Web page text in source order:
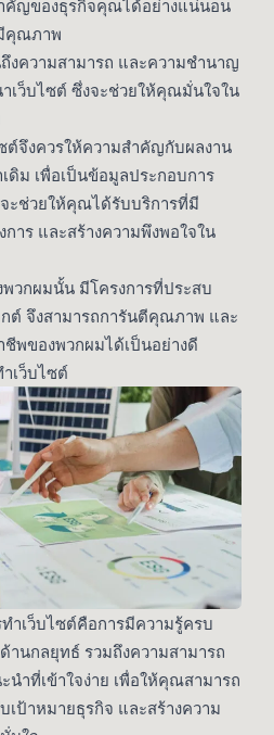
คัญของธุรกิจคุณได้อย่างแน่นอน
คุณภาพ
งความสามารถ และความชำนาญ
เว็บไซต์ ซึ่งจะช่วยให้คุณมั่นใจใน
ต์จึงควรให้ความสำคัญกับผลงาน
ดิม เพื่อเป็นข้อมูลประกอบการ
ะช่วยให้คุณได้รับบริการที่มี
าร และสร้างความพึงพอใจใน
พวกผมนั้น มีโครงการที่ประสบ
กต์ จึงสามารถการันตีคุณภาพ และ
พของพวกผมได้เป็นอย่างดี
เว็บไซต์
ำเว็บไซต์คือการมีความรู้ครบ
านกลยุทธ์ รวมถึงความสามารถ
นำที่เข้าใจง่าย เพื่อให้คุณสามารถ
เป้าหมายธุรกิจ และสร้างความ